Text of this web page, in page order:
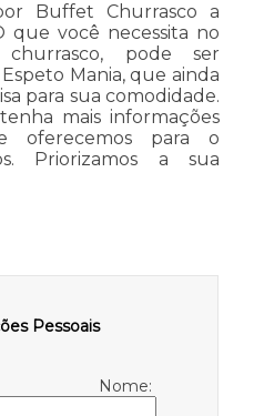
Buffet Churrasco a
que você necessita no
pode ser
Mania, que ainda
para sua comodidade.
mais informações
oferecemos para o
Priorizamos a sua
Pessoais
Nome: